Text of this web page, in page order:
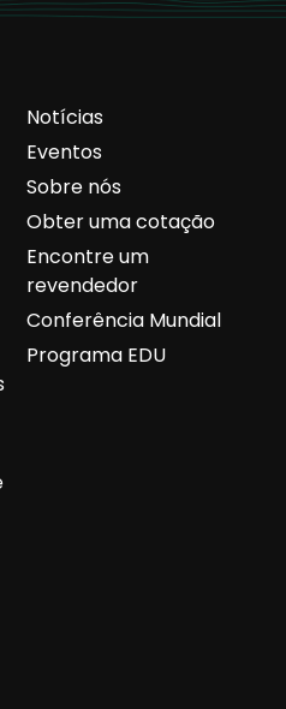
Notícias
Eventos
Sobre nós
Obter uma cotação
Encontre um
revendedor
Conferência Mundial
Programa EDU